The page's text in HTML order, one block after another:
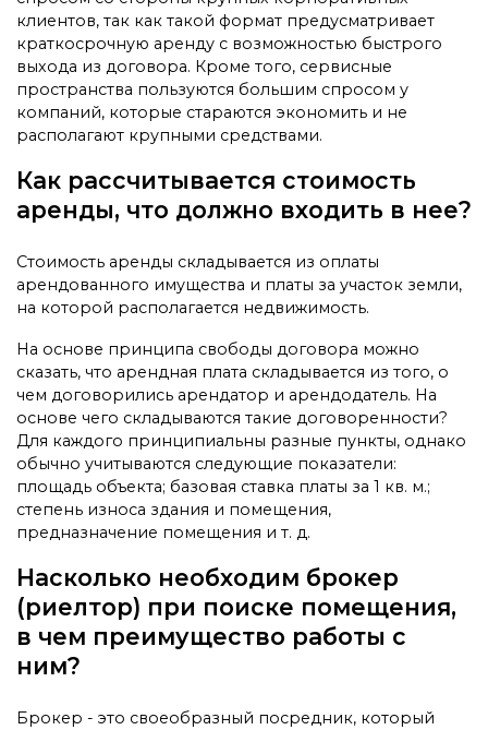
клиентов, так как такой формат предусматривает
краткосрочную аренду с возможностью быстрого
выхода из договора. Кроме того, сервисные
пространства пользуются большим спросом у
компаний, которые стараются экономить и не
располагают крупными средствами.
Как рассчитывается стоимость
аренды, что должно входить в нее?
Стоимость аренды складывается из оплаты
арендованного имущества и платы за участок земли,
на которой располагается недвижимость.
На основе принципа свободы договора можно
сказать, что арендная плата складывается из того, о
чем договорились арендатор и арендодатель. На
основе чего складываются такие договоренности?
Для каждого принципиальны разные пункты, однако
обычно учитываются следующие показатели:
площадь объекта; базовая ставка платы за 1 кв. м.;
степень износа здания и помещения,
предназначение помещения и т. д.
Насколько необходим брокер
(риелтор) при поиске помещения,
в чем преимущество работы с
ним?
Брокер - это своеобразный посредник, который